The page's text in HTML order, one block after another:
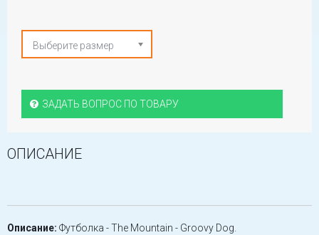
Выберите размер
ЗАДАТЬ ВОПРОС ПО ТОВАРУ
ОПИСАНИЕ
Описание: Футболка - The Mountain - Groovy Dog.